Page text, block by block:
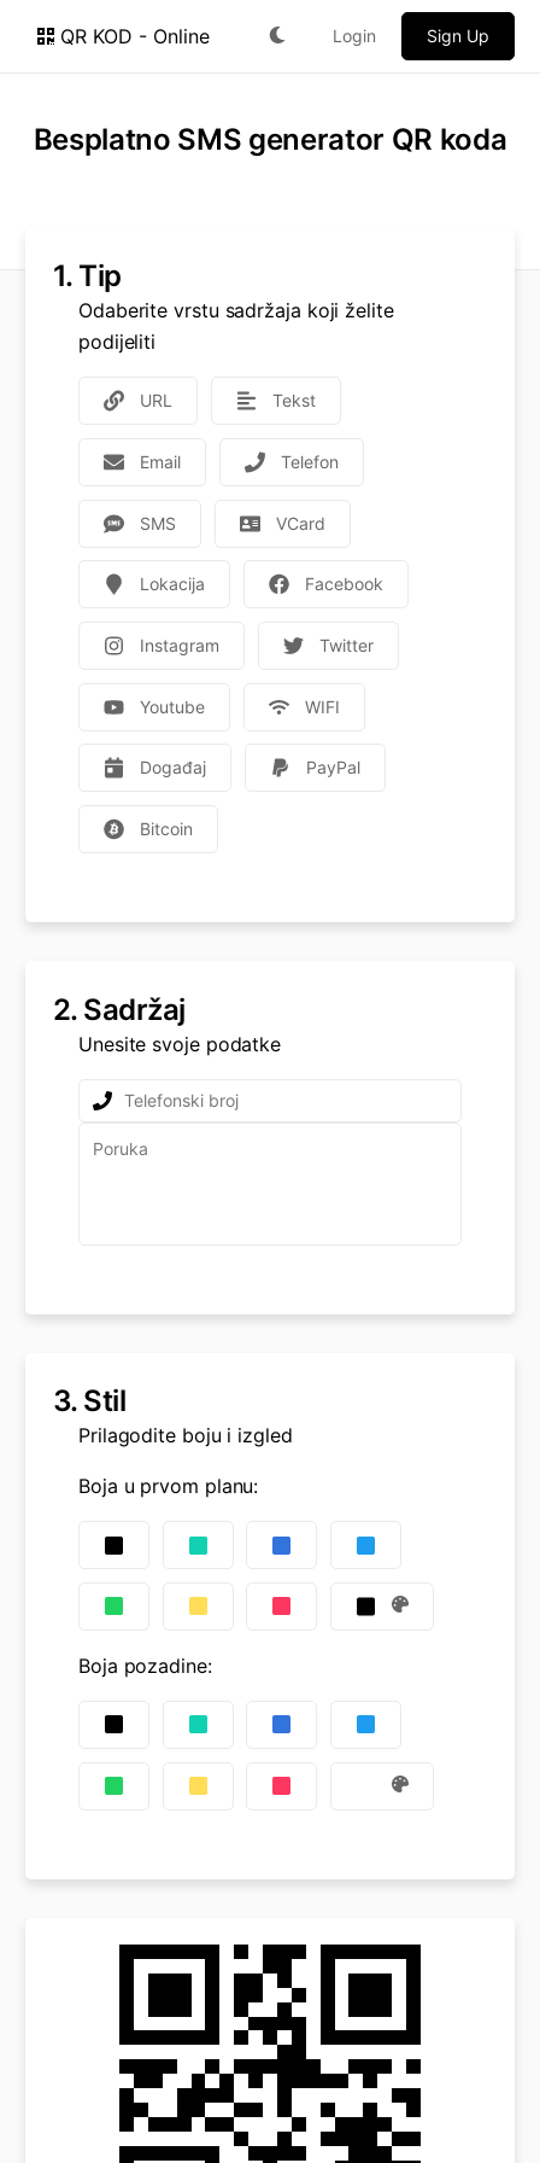
QR KOD - Online Login Sign Up
Besplatno SMS generator QR koda
1. Tip
Odaberite vrstu sadržaja koji želite
podijeliti
URL Tekst
Email Telefon
SMS VCard
Lokacija Facebook
Instagram Twitter
Youtube WIFI
Događaj PayPal
Bitcoin
2. Sadržaj
Unesite svoje podatke
3. Stil
Prilagodite boju i izgled
Boja u prvom planu:
Boja pozadine: